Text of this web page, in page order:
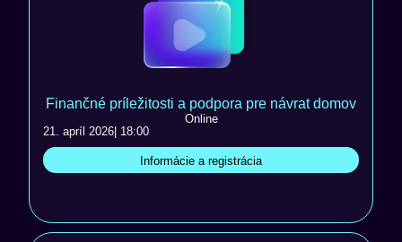
Finančné príležitosti a podpora pre návrat domov
Online
21. apríl 2026 | 18:00
Informácie a registrácia